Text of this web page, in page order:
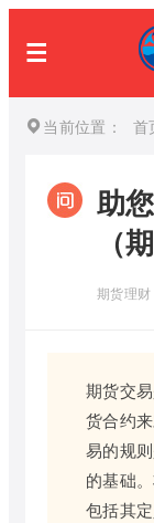
当前位置： 首
助
（
期货理财
期货交
货合约
易的规
的基础
包括其